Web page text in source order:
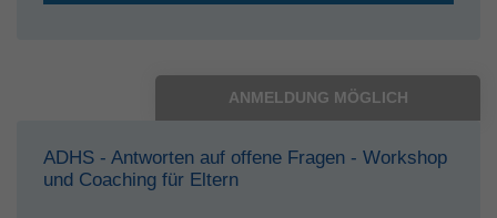
ANMELDUNG MÖGLICH
ADHS - Antworten auf offene Fragen - Workshop
und Coaching für Eltern